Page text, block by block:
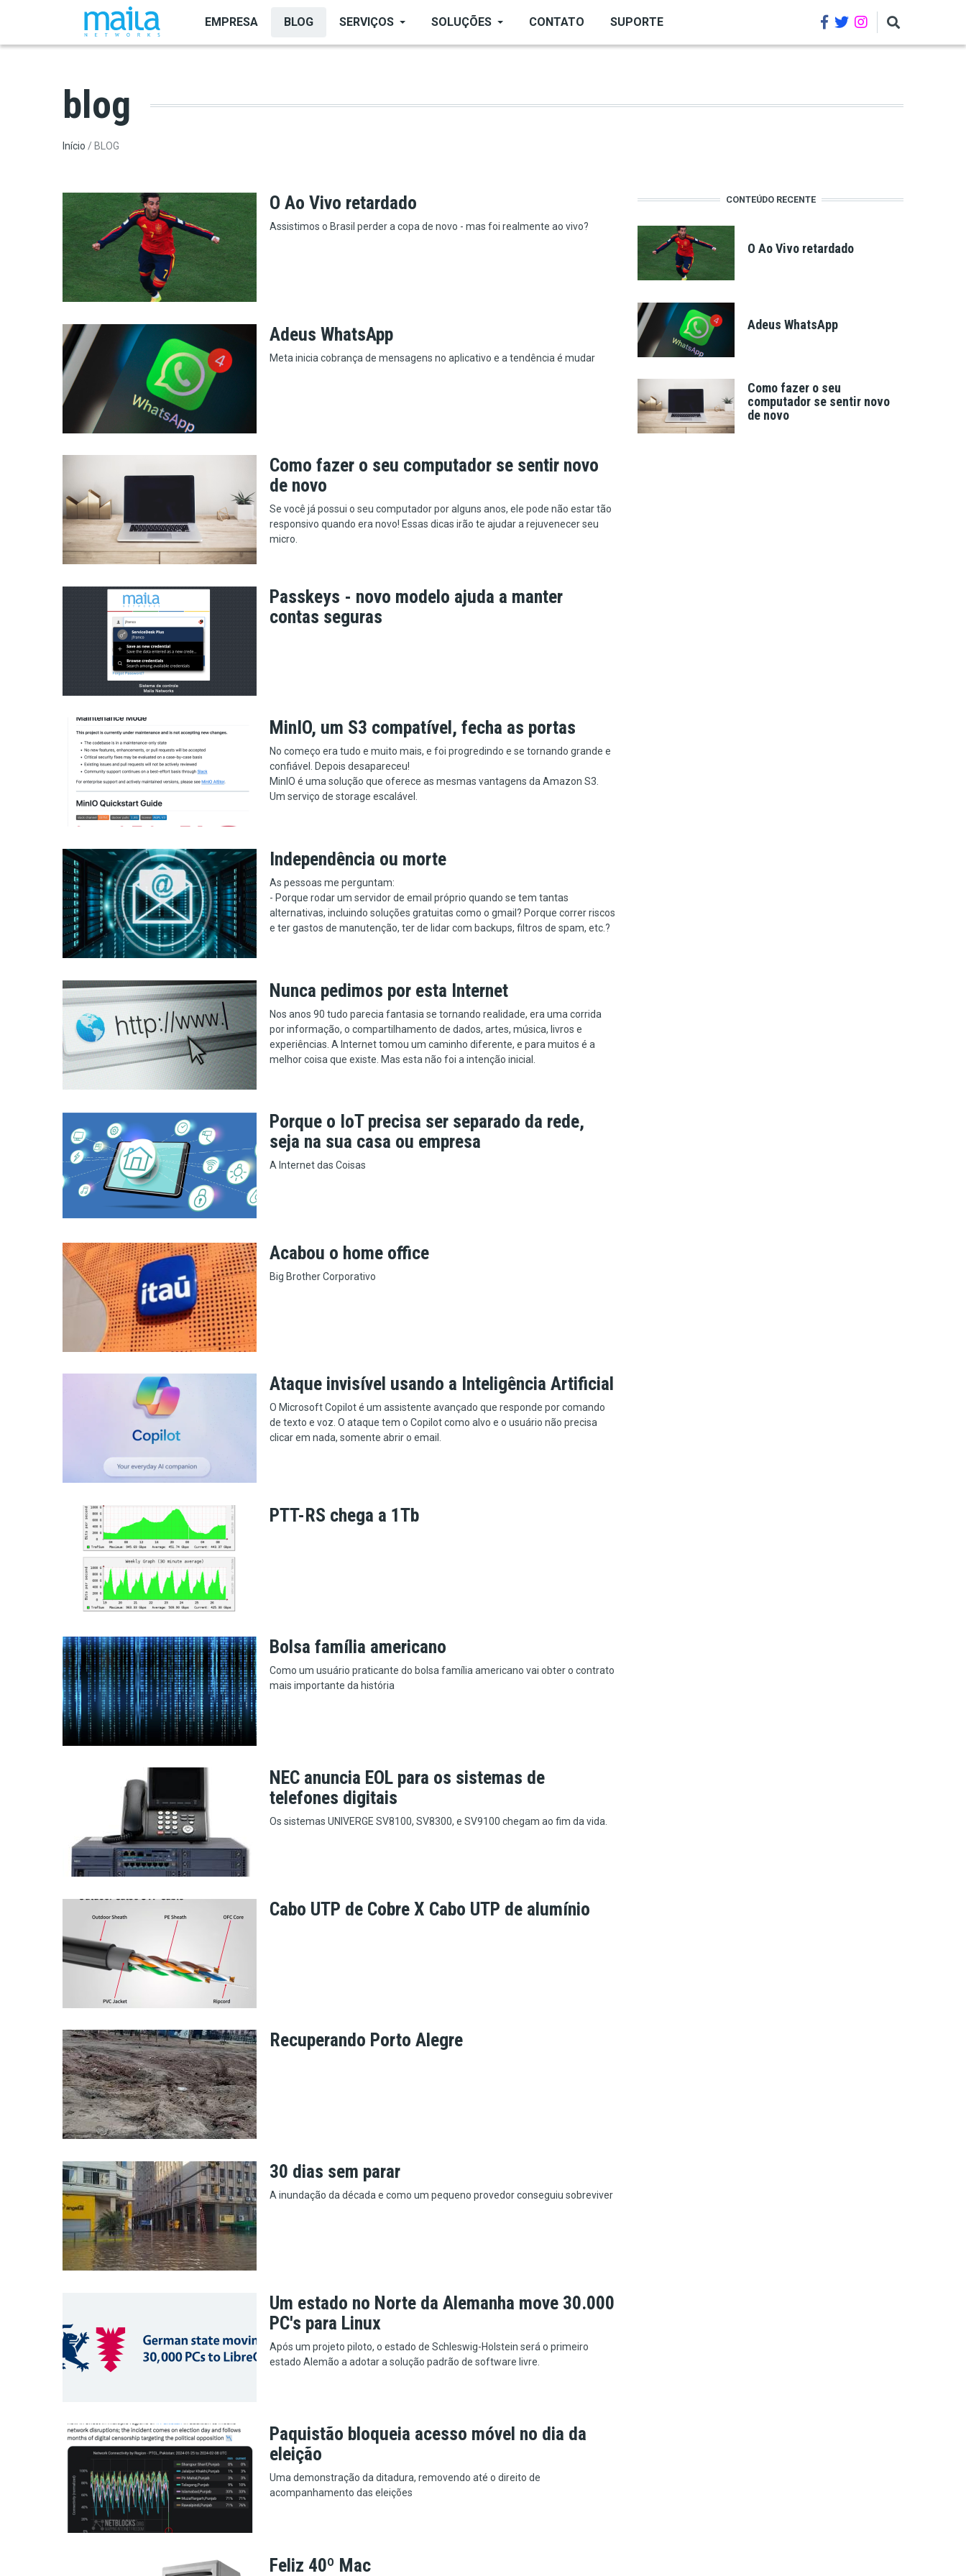
Pular para o conteúdo principal
EMPRESA BLOG SERVIÇOS SOLUÇÕES CONTATO SUPORTE
blog
Trilha de navegação
Início BLOG
O Ao Vivo retardado
Assistimos o Brasil perder a copa de novo - mas foi realmente ao vivo?
Adeus WhatsApp
Meta inicia cobrança de mensagens no aplicativo e a tendência é mudar
Como fazer o seu computador se sentir novo
de novo
Se você já possui o seu computador por alguns anos, ele pode não estar tão
responsivo quando era novo! Essas dicas irão te ajudar a rejuvenecer seu
micro.
Passkeys - novo modelo ajuda a manter
contas seguras
MinIO, um S3 compatível, fecha as portas
No começo era tudo e muito mais, e foi progredindo e se tornando grande e
confiável. Depois desapareceu!
MinIO é uma solução que oferece as mesmas vantagens da Amazon S3.
Um serviço de storage escalável.
Independência ou morte
As pessoas me perguntam:
- Porque rodar um servidor de email próprio quando se tem tantas
alternativas, incluindo soluções gratuitas como o gmail? Porque correr riscos
e ter gastos de manutenção, ter de lidar com backups, filtros de spam, etc.?
Nunca pedimos por esta Internet
Nos anos 90 tudo parecia fantasia se tornando realidade, era uma corrida
por informação, o compartilhamento de dados, artes, música, livros e
experiências. A Internet tomou um caminho diferente, e para muitos é a
melhor coisa que existe. Mas esta não foi a intenção inicial.
Porque o IoT precisa ser separado da rede,
seja na sua casa ou empresa
A Internet das Coisas
Acabou o home office
Big Brother Corporativo
Ataque invisível usando a Inteligência Artificial
O Microsoft Copilot é um assistente avançado que responde por comando
de texto e voz. O ataque tem o Copilot como alvo e o usuário não precisa
clicar em nada, somente abrir o email.
PTT-RS chega a 1Tb
Bolsa família americano
Como um usuário praticante do bolsa família americano vai obter o contrato
mais importante da história
NEC anuncia EOL para os sistemas de
telefones digitais
Os sistemas UNIVERGE SV8100, SV8300, e SV9100 chegam ao fim da vida.
Cabo UTP de Cobre X Cabo UTP de alumínio
Recuperando Porto Alegre
30 dias sem parar
A inundação da década e como um pequeno provedor conseguiu sobreviver
Um estado no Norte da Alemanha move 30.000
PC's para Linux
Após um projeto piloto, o estado de Schleswig-Holstein será o primeiro
estado Alemão a adotar a solução padrão de software livre.
Paquistão bloqueia acesso móvel no dia da
eleição
Uma demonstração da ditadura, removendo até o direito de
acompanhamento das eleições
Feliz 40º Mac
CONTEÚDO RECENTE
O Ao Vivo retardado
Adeus WhatsApp
Como fazer o seu
computador se sentir novo
de novo